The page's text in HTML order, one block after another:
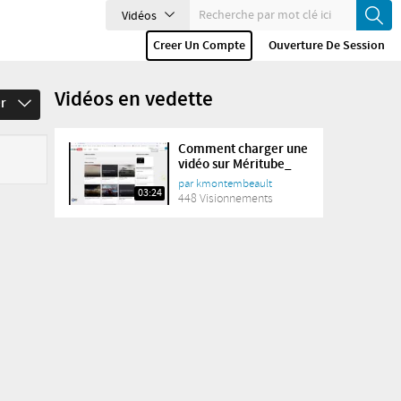
Vidéos
Creer Un Compte
Ouverture De Session
Vidéos en vedette
03:24
Comment charger une
vidéo sur Méritube_
parkmontembeault
448 Visionnements